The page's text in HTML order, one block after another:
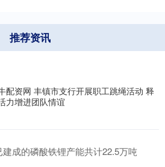
推荐资讯
配资网 丰镇市支行开展职工跳绳活动 释
力增进团队情谊
成的磷酸铁锂产能共计22.5万吨